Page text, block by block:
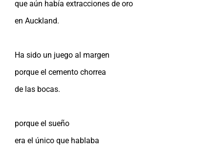
que aún había extracciones de oro
en Auckland.
Ha sido un juego al margen
porque el cemento chorrea
de las bocas.
porque el sueño
era el único que hablaba